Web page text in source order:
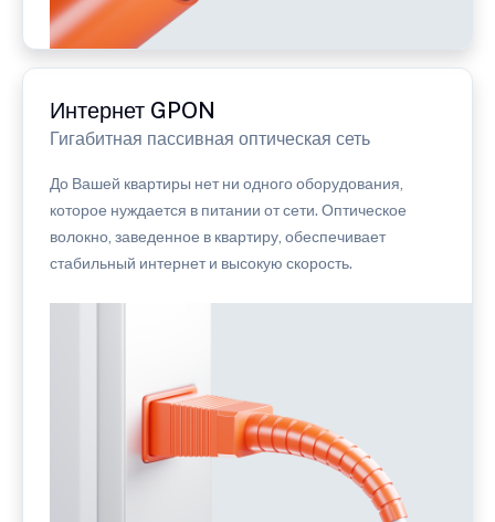
Интернет GPON
Гигабитная пассивная оптическая сеть
До Вашей квартиры нет ни одного оборудования,
которое нуждается в питании от сети. Оптическое
волокно, заведенное в квартиру, обеспечивает
стабильный интернет и высокую скорость.